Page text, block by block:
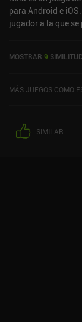
para Android e
jugador a la que
la App Store de iOS.
MOSTRAR 9
MÁS JUEGOS COMO
SIMILAR